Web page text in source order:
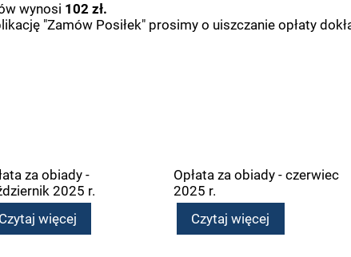
wynosi 102 zł.
"Zamów Posiłek" prosimy o uiszczanie opłaty
za obiady -
2025 r.
Czytaj więcej
Opłata za obiady - czerwiec
2025 r.
Czytaj więcej